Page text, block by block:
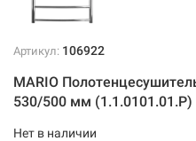
Артикул: 106922
MARIO
530/500 мм (1.1.0101.01.Р)
Нет в наличии